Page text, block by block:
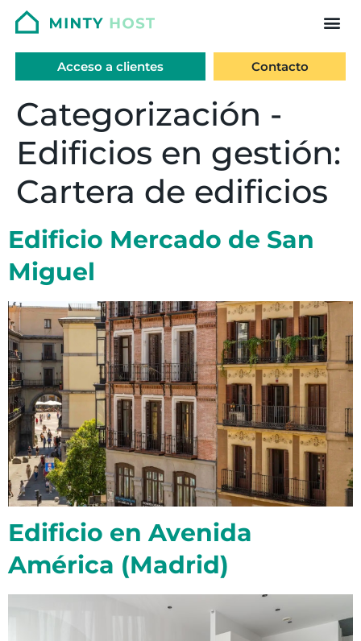
Acceso a clientes Contacto
Categorización -
Edificios en gestión:
Cartera de edificios
Edificio Mercado de San
Miguel
Edificio en Avenida
América (Madrid)